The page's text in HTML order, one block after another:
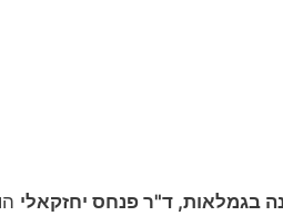
בגמלאות, ד"ר פנחס יחזקאלי